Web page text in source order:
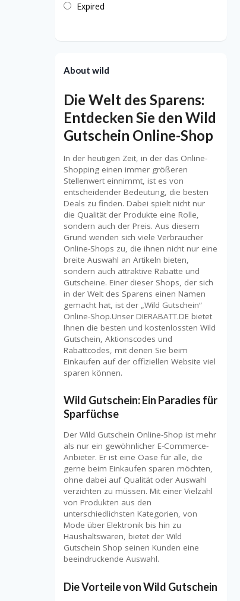
Expired
About wild
Die Welt des Sparens:
Entdecken Sie den Wild
Gutschein Online-Shop
In der heutigen Zeit, in der das Online-
Shopping einen immer größeren
Stellenwert einnimmt, ist es von
entscheidender Bedeutung, die besten
Deals zu finden. Dabei spielt nicht nur
die Qualität der Produkte eine Rolle,
sondern auch der Preis. Aus diesem
Grund wenden sich viele Verbraucher
Online-Shops zu, die ihnen nicht nur eine
breite Auswahl an Artikeln bieten,
sondern auch attraktive Rabatte und
Gutscheine. Einer dieser Shops, der sich
in der Welt des Sparens einen Namen
gemacht hat, ist der „Wild Gutschein“
Online-Shop.Unser DIERABATT.DE bietet
Ihnen die besten und kostenlossten Wild
Gutschein, Aktionscodes und
Rabattcodes, mit denen Sie beim
Einkaufen auf der offiziellen Website viel
sparen können.
Wild Gutschein: Ein Paradies für
Sparfüchse
Der Wild Gutschein Online-Shop ist mehr
als nur ein gewöhnlicher E-Commerce-
Anbieter. Er ist eine Oase für alle, die
gerne beim Einkaufen sparen möchten,
ohne dabei auf Qualität oder Auswahl
verzichten zu müssen. Mit einer Vielzahl
von Produkten aus den
unterschiedlichsten Kategorien, von
Mode über Elektronik bis hin zu
Haushaltswaren, bietet der Wild
Gutschein Shop seinen Kunden eine
beeindruckende Auswahl.
Die Vorteile von Wild Gutschein